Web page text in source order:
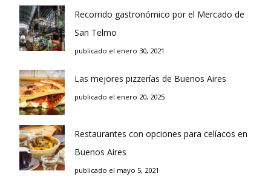
Recorrido gastronómico por el Mercado de
San Telmo
publicado el enero 30, 2021
Las mejores pizzerías de Buenos Aires
publicado el enero 20, 2025
Restaurantes con opciones para celíacos en
Buenos Aires
publicado el mayo 5, 2021